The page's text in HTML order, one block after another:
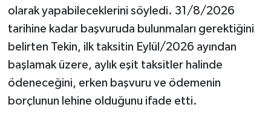
olarak yapabileceklerini söyledi. 31/8/2026
tarihine kadar başvuruda bulunmaları gerektiğini
belirten Tekin, ilk taksitin Eylül/2026 ayından
başlamak üzere, aylık eşit taksitler halinde
ödeneceğini, erken başvuru ve ödemenin
borçlunun lehine olduğunu ifade etti.
ÜLKE GÜNDEMİ
YAŞAM
Yerel Haberler